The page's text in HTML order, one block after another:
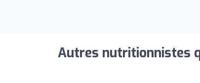
Autres nutritionnistes